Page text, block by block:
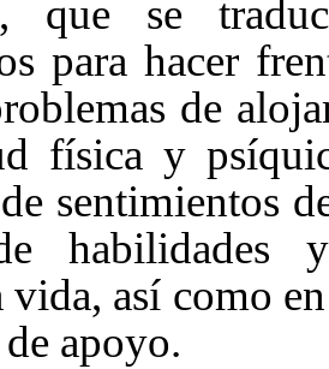
que se
para hacer
de
física y
sentimientos
habilidades
así como
apoyo.